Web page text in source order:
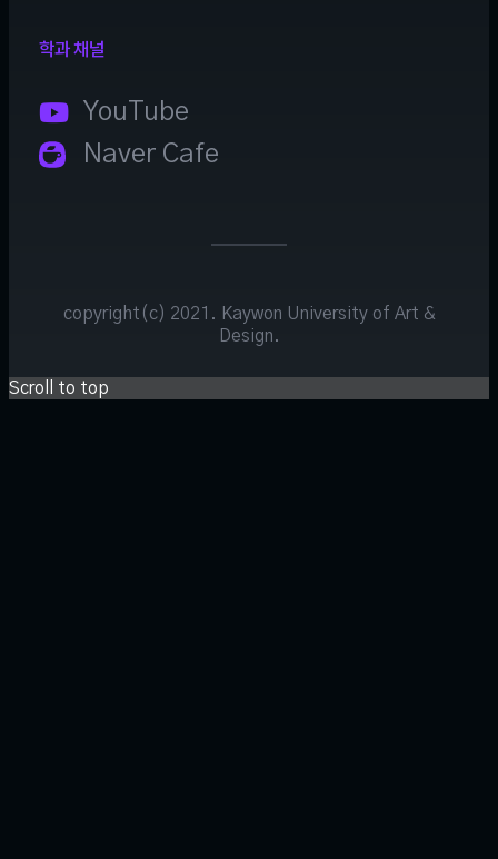
학과 채널
YouTube
Naver Cafe
copyright(c) 2021. Kaywon University of Art &
Design.
Scroll to top